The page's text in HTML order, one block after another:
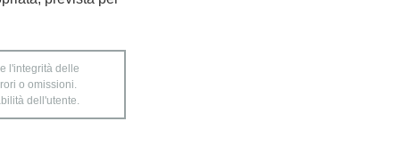
l'integrità delle
o omissioni.
dell'utente.